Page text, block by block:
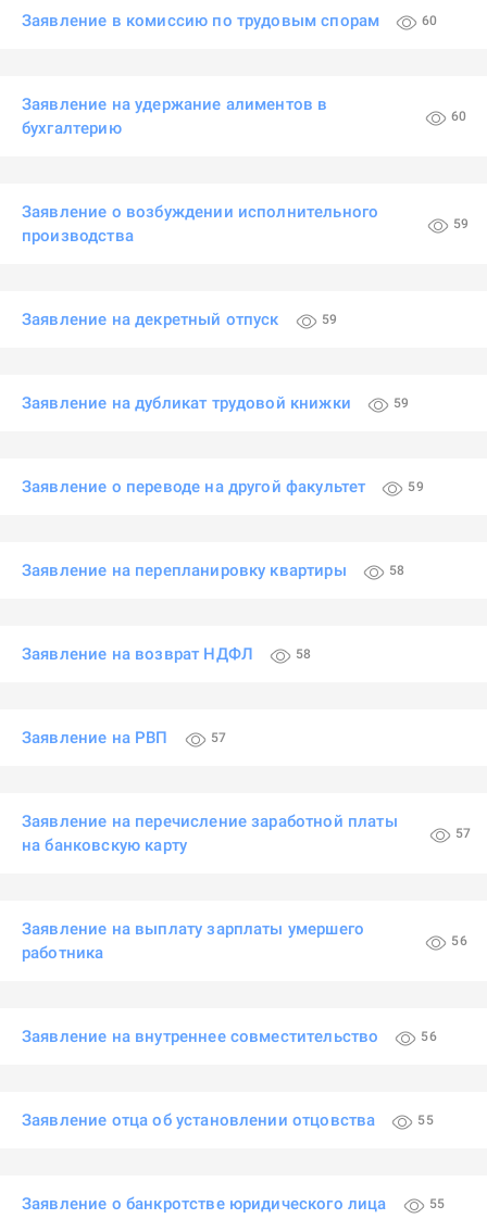
Заявление в комиссию по трудовым спорам 60
Заявление на удержание алиментов в
бухгалтерию
60
Заявление о возбуждении исполнительного
производства
59
Заявление на декретный отпуск 59
Заявление на дубликат трудовой книжки 59
Заявление о переводе на другой факультет 59
Заявление на перепланировку квартиры 58
Заявление на возврат НДФЛ 58
Заявление на РВП 57
Заявление на перечисление заработной платы
на банковскую карту
57
Заявление на выплату зарплаты умершего
работника
56
Заявление на внутреннее совместительство 56
Заявление отца об установлении отцовства 55
Заявление о банкротстве юридического лица 55